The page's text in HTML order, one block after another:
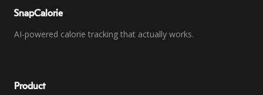
SnapCalorie
AI-powered calorie tracking that actually works.
Product